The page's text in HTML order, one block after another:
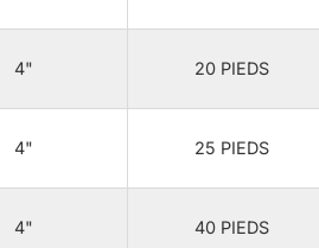
4" 20 PIEDS
4" 25 PIEDS
4" 40 PIEDS